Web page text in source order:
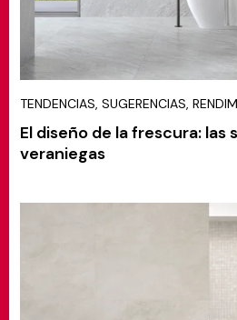
TENDENCIAS, SUGERENCIAS,
El diseño de la frescura: las
veraniegas